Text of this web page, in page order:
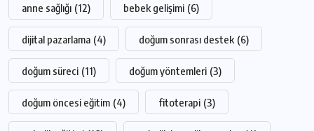
anne sağlığı (12) bebek gelişimi (6)
dijital pazarlama (4) doğum sonrası destek (6)
doğum süreci (11) doğum yöntemleri (3)
doğum öncesi eğitim (4) fitoterapi (3)